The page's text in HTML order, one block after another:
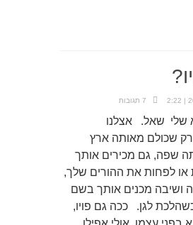
7 תגובות
שלי שאל. אצלנו
שכולם מאותה ארץ
שפה, גם מכירים אותך
או לפחות את ההורים שלך,
ושיבה מכנים אותך בשם
לגן. ככה גם פויו,